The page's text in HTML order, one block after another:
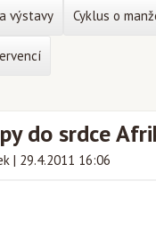
do srdce
| 29.4.2011 16:06
výstavy Cyklus o